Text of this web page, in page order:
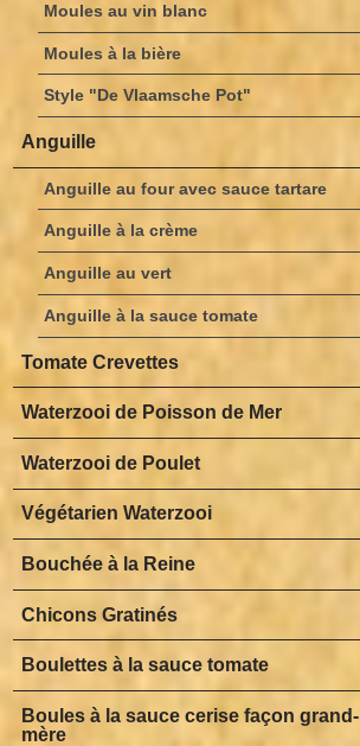
Moules au vin blanc
Moules à la bière
Style "De Vlaamsche Pot"
Anguille
Anguille au four avec sauce tartare
Anguille à la crème
Anguille au vert
Anguille à la sauce tomate
Tomate Crevettes
Waterzooi de Poisson de Mer
Waterzooi de Poulet
Végétarien Waterzooi
Bouchée à la Reine
Chicons Gratinés
Boulettes à la sauce tomate
Boules à la sauce cerise façon grand-
mère